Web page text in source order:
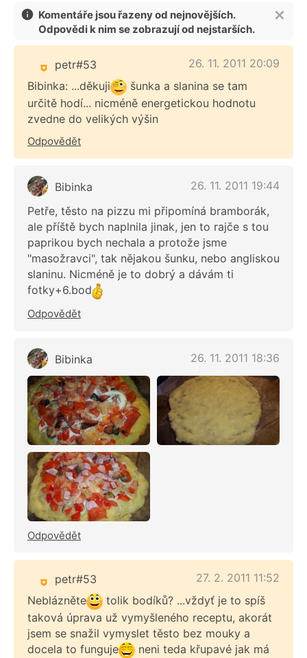
Komentáře jsou řazeny od nejnovějších.
Odpovědi k nim se zobrazují od nejstarších.
petr#53
26. 11. 2011 20:09
Bibinka: ...děkuji
šunka a slanina se tam
určitě hodí... nicméně energetickou hodnotu
zvedne do velikých výšin
Odpovědět
Bibinka
26. 11. 2011 19:44
Petře, těsto na pizzu mi připomíná bramborák,
ale příště bych naplnila jinak, jen to rajče s tou
paprikou bych nechala a protože jsme
"masožravci", tak nějakou šunku, nebo angliskou
slaninu. Nicméně je to dobrý a dávám ti
fotky+6.bod
Odpovědět
Bibinka 26. 11. 2011 18:36
Odpovědět
petr#53
27. 2. 2011 11:52
Neblázněte
tolik bodíků? ...vždyť je to spíš
taková úprava už vymyšleného receptu, akorát
jsem se snažil vymyslet těsto bez mouky a
docela to funguje
neni teda křupavé jak má